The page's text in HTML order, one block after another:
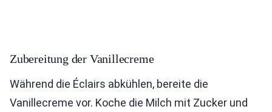
Zubereitung der Vanillecreme
Während die Éclairs abkühlen, bereite die
Vanillecreme vor. Koche die Milch mit Zucker und